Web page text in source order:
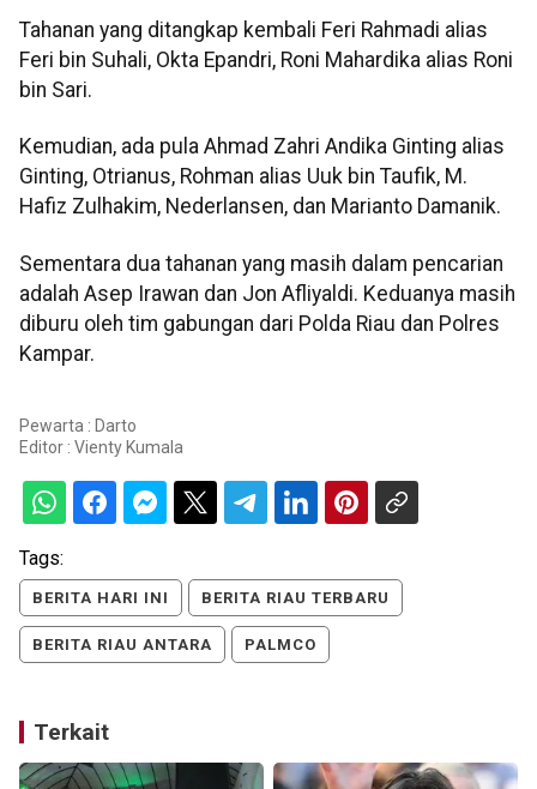
Tahanan yang ditangkap kembali Feri Rahmadi alias
Feri bin Suhali, Okta Epandri, Roni Mahardika alias Roni
bin Sari.
Kemudian, ada pula Ahmad Zahri Andika Ginting alias
Ginting, Otrianus, Rohman alias Uuk bin Taufik, M.
Hafiz Zulhakim, Nederlansen, dan Marianto Damanik.
Sementara dua tahanan yang masih dalam pencarian
adalah Asep Irawan dan Jon Afliyaldi. Keduanya masih
diburu oleh tim gabungan dari Polda Riau dan Polres
Kampar.
Pewarta : Darto
Editor : Vienty Kumala
Tags:
BERITA HARI INI BERITA RIAU TERBARU
BERITA RIAU ANTARA PALMCO
Terkait